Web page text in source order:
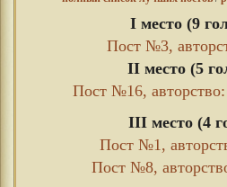
I место (9
Пост №3,
II место (5
Пост №16,
III место (4
Пост №1,
Пост №8,